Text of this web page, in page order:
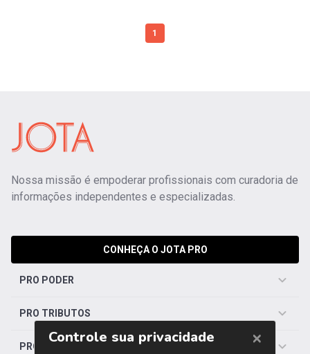
1
Nossa missão é empoderar profissionais com curadoria de
informações independentes e especializadas.
CONHEÇA O JOTA PRO
PRO PODER
PRO TRIBUTOS
PRO TRABALHISTA